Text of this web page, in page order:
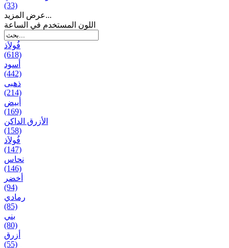
(33)
عرض المزيد...
اللون المستخدم في الساعة
فُولاَذ
(618)
أسود
(442)
ذهبی
(214)
أبيض
(169)
الأزرق الداكن
(158)
فُولاَذ
(147)
نحاس
(146)
أخضر
(94)
رمادي
(85)
بني
(80)
أزرق
(55)